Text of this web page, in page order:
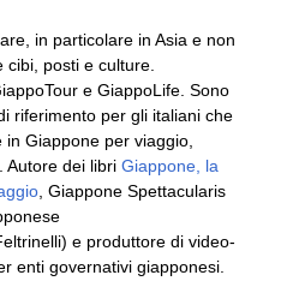
in particolare in Asia e non
cibi, posti e culture.
e GiappoLife. Sono
riferimento per gli italiani che
Giappone per viaggio,
Autore dei libri Giappone, la
, Giappone Spettacularis
e produttore di video-
enti governativi giapponesi.